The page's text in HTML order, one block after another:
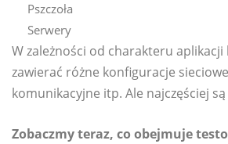
Pszczoła
Serwery
W zależności od charakteru aplikacji
zawierać różne konfiguracje
komunikacyjne itp. Ale najczęściej
Zobaczmy teraz, co obejmuje